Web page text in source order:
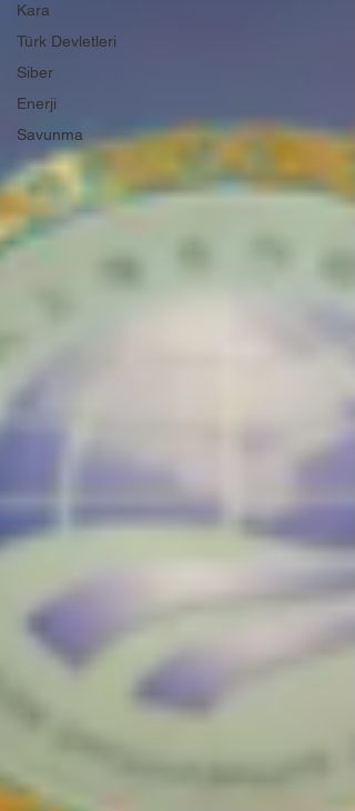
Kara
Türk Devletleri
Siber
Enerji
Savunma